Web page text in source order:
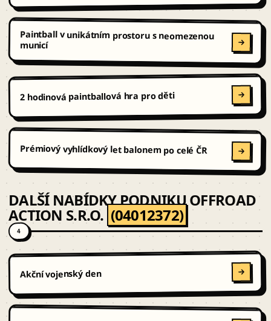
Paintball v unikátním prostoru s neomezenou
municí
2 hodinová paintballová hra pro děti
Prémiový vyhlídkový let balonem po celé ČR
DALŠÍ NABÍDKY PODNIKU OFFROAD
ACTION S.R.O. (04012372)
4
Akční vojenský den